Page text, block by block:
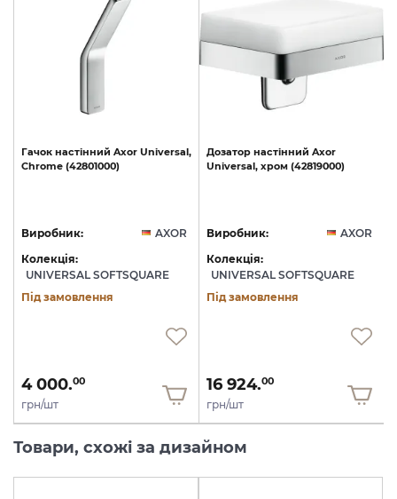
Гачок настінний Axor Universal,
Chrome (42801000)
Виробник:
AXOR
Колекція:
UNIVERSAL SOFTSQUARE
Під замовлення
4 000.00
грн/шт
Дозатор настінний Axor
Universal, хром (42819000)
Виробник:
AXOR
Колекція:
UNIVERSAL SOFTSQUARE
Під замовлення
16 924.00
грн/шт
Товари, схожі за дизайном